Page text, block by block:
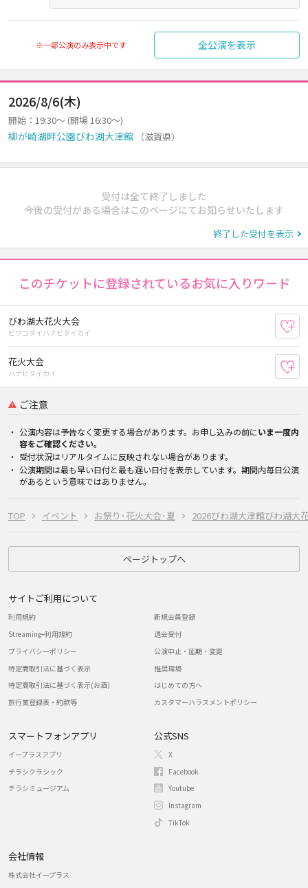
TOP イベント お祭り･花火大会･夏 2026びわ湖大津館びわ湖大
※一部公演のみ表示中です 全公演を表示
2026/8/6(木)
開始：19:30～ (開場 16:30～)
柳が崎湖畔公園びわ湖大津館 （滋賀県）
受付は全て終了しました
今後の受付がある場合はこのページにてお知らせいたします
終了した受付を表示
このチケットに登録されているお気に入りワード
びわ湖大花火大会
ビワコダイハナビタイカイ
花火大会
ハナビタイカイ
ご注意
公演内容は予告なく変更する場合があります。お申し込みの前にいま一度内
容をご確認ください。
受付状況はリアルタイムに反映されない場合があります。
公演期間は最も早い日付と最も遅い日付を表示しています。期間内毎日公演
があるという意味ではありません。
ページトップへ
サイトご利用について
利用規約
Streaming+利用規約
プライバシーポリシー
特定商取引法に基づく表示
特定商取引法に基づく表示(お酒)
旅行業登録表・約款等
新規会員登録
退会受付
公演中止・延期・変更
推奨環境
はじめての方へ
カスタマーハラスメントポリシー
スマートフォンアプリ
イープラスアプリ
チラシクラシック
チラシミュージアム
公式SNS
X
Facebook
Youtube
Instagram
TikTok
会社情報
株式会社イープラス